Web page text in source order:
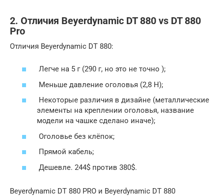
2. Отличия Beyerdynamic DT 880 vs DT 880
Pro
Отличия Beyerdynamic DT 880:
Легче на 5 г (290 г, но это не точно );
Меньше давление оголовья (2,8 Н);
Некоторые различия в дизайне (металлические
элементы на креплении оголовья, название
модели на чашке сделано иначе);
Оголовье без клёпок;
Прямой кабель;
Дешевле. 244$ против 380$.
Beyerdynamic DT 880 PRO и Beyerdynamic DT 880